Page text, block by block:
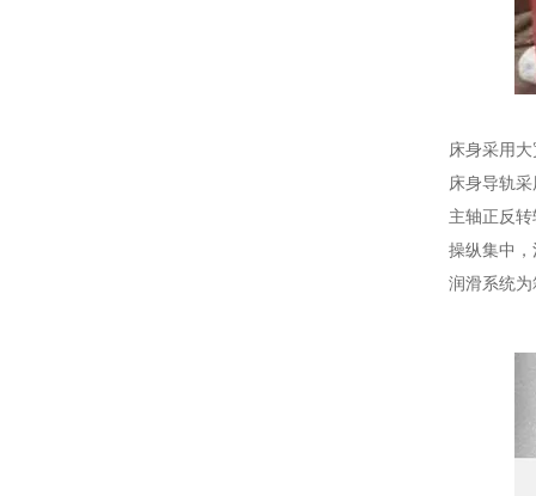
床身采用
床身导轨
主轴正反
操纵集中
润滑系统